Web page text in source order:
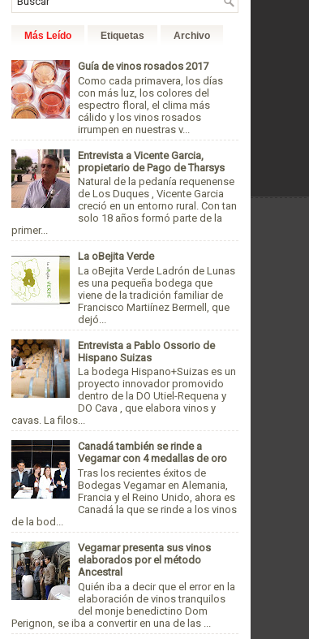
Más Leído Etiquetas Archivo
Guía de vinos rosados 2017
Como cada primavera, los días
con más luz, los colores del
espectro floral, el clima más
cálido y los vinos rosados
irrumpen en nuestras v...
Entrevista a Vicente Garcia,
propietario de Pago de Tharsys
Natural de la pedanía requenense
de Los Duques , Vicente Garcia
creció en un entorno rural. Con tan
solo 18 años formó parte de la
primer...
La oBejita Verde
La oBejita Verde Ladrón de Lunas
es una pequeña bodega que
viene de la tradición familiar de
Francisco Martiínez Bermell, que
dejó...
Entrevista a Pablo Ossorio de
Hispano Suizas
La bodega Hispano+Suizas es un
proyecto innovador promovido
dentro de la DO Utiel-Requena y
DO Cava , que elabora vinos y
cavas. La filos...
Canadá también se rinde a
Vegamar con 4 medallas de oro
Tras los recientes éxitos de
Bodegas Vegamar en Alemania,
Francia y el Reino Unido, ahora es
Canadá la que se rinde a los vinos
de la bod...
Vegamar presenta sus vinos
elaborados por el método
Ancestral
Quién iba a decir que el error en la
elaboración de vinos tranquilos
del monje benedictino Dom
Perignon, se iba a convertir en una de las ...